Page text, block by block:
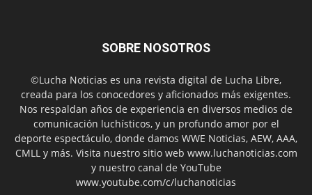
SOBRE NOSOTROS
©Lucha Noticias es una revista digital de Lucha Libre,
creada para los conocedores y aficionados más exigentes.
Nos respaldan años de experiencia en diversos medios de
comunicación luchísticos, y un profundo amor por el
deporte espectáculo, donde damos WWE Noticias, AEW, AAA,
CMLL y más. Visita nuestro sitio web www.luchanoticias.com
y nuestro canal de YouTube
www.youtube.com/c/luchanoticias